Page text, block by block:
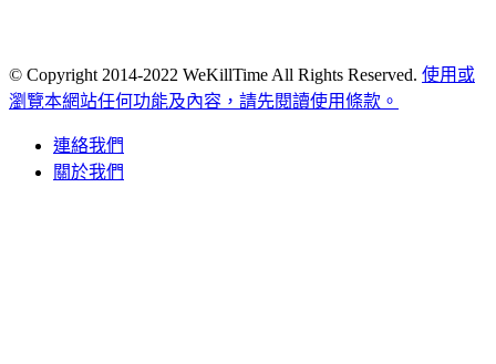
© Copyright 2014-2022 WeKillTime All Rights Reserved. 使用或
瀏覽本網站任何功能及內容，請先閱讀使用條款。
連絡我們
關於我們